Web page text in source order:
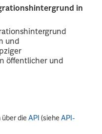
in
und
öffentlicher und
über dieAPI (sieheAPI-